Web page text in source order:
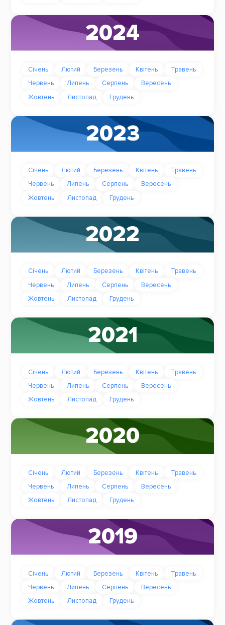
2024
Січень Лютий Березень Квітень
Травень
Червень
Липень Серпень
Вересень
Жовтень
Листопад Грудень
2023
Січень Лютий Березень Квітень
Травень
Червень
Липень Серпень
Вересень
Жовтень
Листопад Грудень
2022
Січень Лютий Березень Квітень
Травень
Червень
Липень Серпень
Вересень
Жовтень
Листопад Грудень
2021
Січень Лютий Березень Квітень
Травень
Червень
Липень Серпень
Вересень
Жовтень
Листопад Грудень
2020
Січень Лютий Березень Квітень
Травень
Червень
Липень Серпень
Вересень
Жовтень
Листопад Грудень
2019
Січень Лютий Березень Квітень
Травень
Червень
Липень Серпень
Вересень
Жовтень
Листопад Грудень